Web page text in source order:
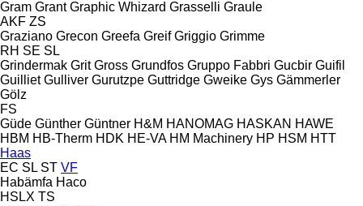
Gram Grant Graphic Whizard Grasselli Graule
AKF ZS
Graziano Grecon Greefa Greif Griggio Grimme
RH SE SL
Grindermak Grit Gross Grundfos Gruppo Fabbri Gucbir Guifil
Guilliet Gulliver Gurutzpe Guttridge Gweike Gys Gämmerler
Gölz
FS
Güde Günther Güntner H&M HANOMAG HASKAN HAWE
HBM HB‑Therm HDK HE-VA HM Machinery HP HSM HTT
Haas
EC SL ST VF
Habämfa Haco
HSLX TS